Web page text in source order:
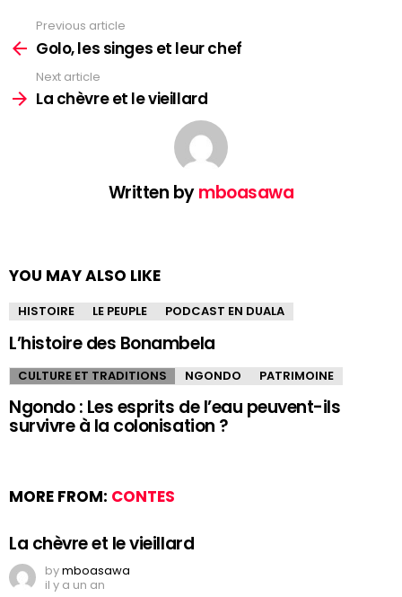
more
Previous article
Golo, les singes et leur chef
Next article
La chèvre et le vieillard
Written bymboasawa
YOU MAY ALSO LIKE
HISTOIRE LE PEUPLE PODCAST EN DUALA
L’histoire des Bonambela
CULTURE ET TRADITIONS NGONDO PATRIMOINE
Ngondo : Les esprits de l’eau peuvent-ils
survivre à la colonisation ?
MORE FROM: CONTES
La chèvre et le vieillard
bymboasawa
il y a un an